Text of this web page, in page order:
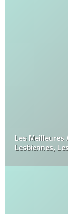
Les
Lesbiennes,